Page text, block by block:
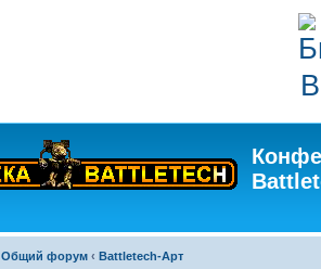
Общий форум ‹ Battletech-Арт